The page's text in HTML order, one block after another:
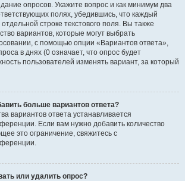
опросов. Укажите вопрос и как минимум два
полях, убедившись, что каждый
строке текстового поля. Вы также
вариантов, которые могут выбрать
с помощью опции «Вариантов ответа»,
в днях (0 означает, что опрос будет
пользователей изменять вариант, за который
больше вариантов ответа?
вариантов ответа устанавливается
Если вам нужно добавить количество
это ограничение, свяжитесь с
или удалить опрос?